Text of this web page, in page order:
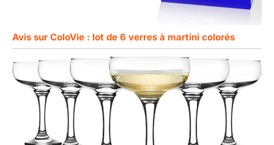
Avis sur ColoVie : lot de 6 verres à martini colorés